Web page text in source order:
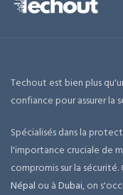
Techout est bien plus
confiance pour assurer la
Spécialisés dans la
l'importance cruciale de
compromis sur la
Népal ou àDubai, on